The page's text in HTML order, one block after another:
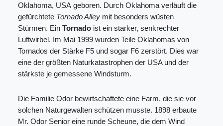
Oklahoma, USA geboren. Durch Oklahoma verläuft die
gefürchtete Tornado Alley mit besonders wüsten
Stürmen. Ein Tornado ist ein starker, senkrechter
Luftwirbel. Im Mai 1999 wurden Teile Oklahomas von
Tornados der Stärke F5 und sogar F6 zerstört. Dies war
eine der größten Naturkatastrophen der USA und der
stärkste je gemessene Windsturm.
Die Familie Odor bewirtschaftete eine Farm, die sie vor
solchen Naturgewalten schützen musste. 1898 erbaute
Mr. Odor Senior eine runde Scheune, die dem Wind